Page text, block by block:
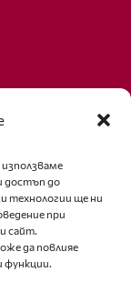
достъп до
технологии ще ни
при
сайт.
да повлияе
функции.